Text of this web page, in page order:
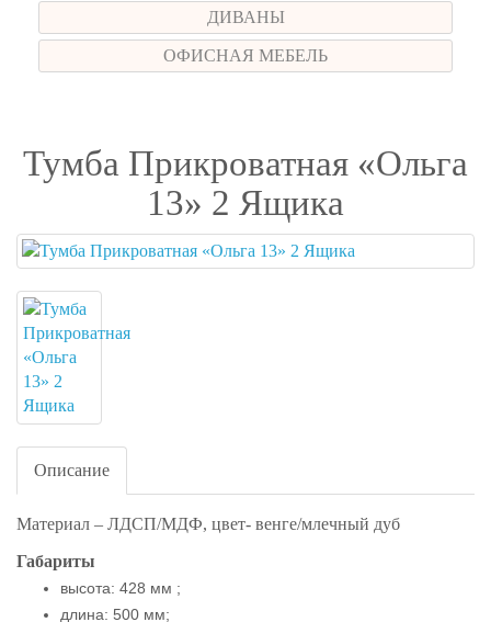
ДИВАНЫ
ОФИСНАЯ МЕБЕЛЬ
Тумба Прикроватная «Ольга
13» 2 Ящика
Описание
Материал – ЛДСП/МДФ, цвет- венге/млечный дуб
Габариты
высота: 428 мм ;
длина: 500 мм;